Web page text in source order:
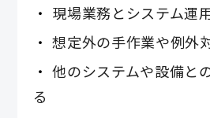
現場業務とシステム運
想定外の手作業や例外
他のシステムや設備と
る